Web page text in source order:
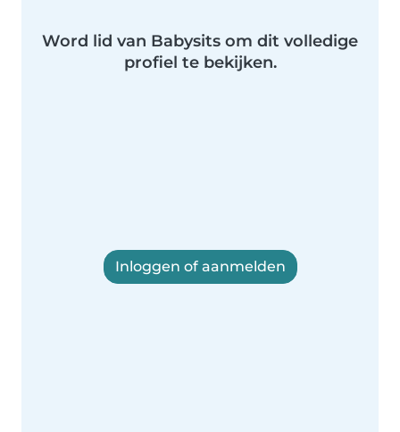
Word lid van Babysits om dit volledige
profiel te bekijken.
Inloggen of aanmelden